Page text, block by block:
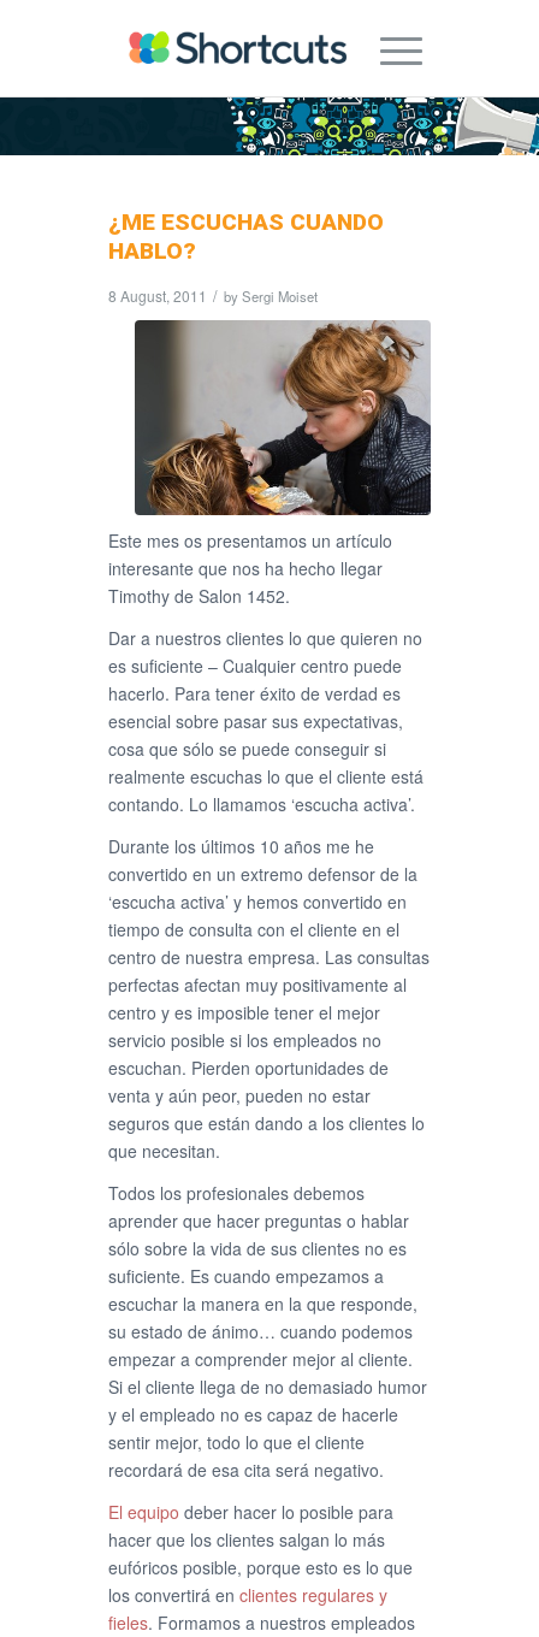
¿ME ESCUCHAS CUANDO
HABLO?
8 August, 2011 / bySergi Moiset
Este mes os presentamos un artículo
interesante que nos ha hecho llegar
Timothy de Salon 1452.
Dar a nuestros clientes lo que quieren no
es suficiente – Cualquier centro puede
hacerlo. Para tener éxito de verdad es
esencial sobre pasar sus expectativas,
cosa que sólo se puede conseguir si
realmente escuchas lo que el cliente está
contando. Lo llamamos ‘escucha activa’.
Durante los últimos 10 años me he
convertido en un extremo defensor de la
‘escucha activa’ y hemos convertido en
tiempo de consulta con el cliente en el
centro de nuestra empresa. Las consultas
perfectas afectan muy positivamente al
centro y es imposible tener el mejor
servicio posible si los empleados no
escuchan. Pierden oportunidades de
venta y aún peor, pueden no estar
seguros que están dando a los clientes lo
que necesitan.
Todos los profesionales debemos
aprender que hacer preguntas o hablar
sólo sobre la vida de sus clientes no es
suficiente. Es cuando empezamos a
escuchar la manera en la que responde,
su estado de ánimo… cuando podemos
empezar a comprender mejor al cliente.
Si el cliente llega de no demasiado humor
y el empleado no es capaz de hacerle
sentir mejor, todo lo que el cliente
recordará de esa cita será negativo.
El equipo deber hacer lo posible para
hacer que los clientes salgan lo más
eufóricos posible, porque esto es lo que
los convertirá en clientes regulares y
fieles. Formamos a nuestros empleados